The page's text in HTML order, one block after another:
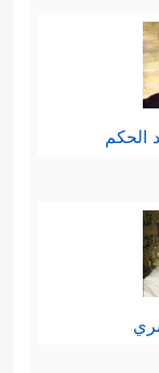
الحكم